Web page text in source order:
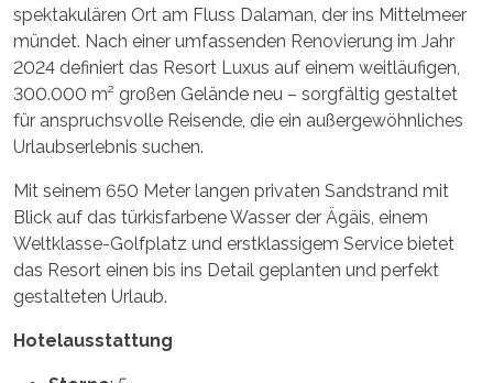
spektakulären Ort am Fluss Dalaman, der ins Mittelmeer
mündet. Nach einer umfassenden Renovierung im Jahr
2024 definiert das Resort Luxus auf einem weitläufigen,
300.000 m² großen Gelände neu – sorgfältig gestaltet
für anspruchsvolle Reisende, die ein außergewöhnliches
Urlaubserlebnis suchen.
Mit seinem 650 Meter langen privaten Sandstrand mit
Blick auf das türkisfarbene Wasser der Ägäis, einem
Weltklasse-Golfplatz und erstklassigem Service bietet
das Resort einen bis ins Detail geplanten und perfekt
gestalteten Urlaub.
Hotelausstattung